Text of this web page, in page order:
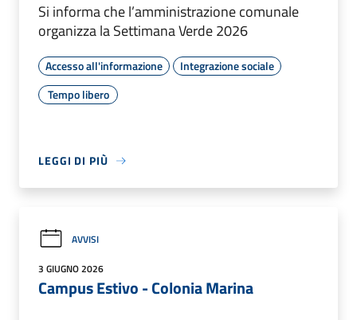
Si informa che l’amministrazione comunale
organizza la Settimana Verde 2026
Accesso all'informazione
Integrazione sociale
Tempo libero
LEGGI DI PIÙ
AVVISI
3 GIUGNO 2026
Campus Estivo - Colonia Marina